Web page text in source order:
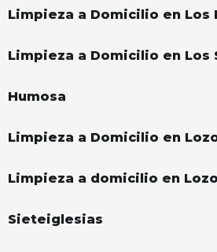
Limpieza a Domicilio en Los
Limpieza a Domicilio en Los
Humosa
Limpieza a Domicilio en
Limpieza a domicilio en
Sieteiglesias